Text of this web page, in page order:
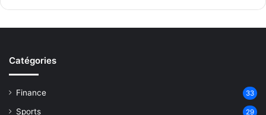
Catégories
Finance 33
Sports 29